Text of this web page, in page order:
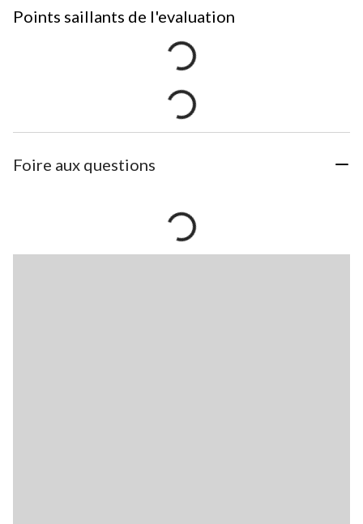
Points saillants de l'evaluation
Foire aux questions